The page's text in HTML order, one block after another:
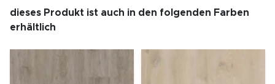
dieses Produkt ist auch in den folgenden Farben
erhältlich